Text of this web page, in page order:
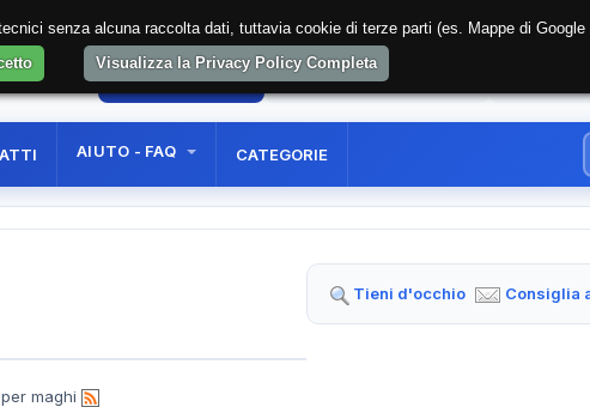
AREA RISERVATA REGISTRAZIONE UTENTE
AIUTO - FAQ CATEGORIE
maghi
Tieni d'occhio Consiglia
senza alcuna raccolta dati, tuttavia cookie di terze parti (es. Mappe di
Visualizza la Privacy Policy Completa